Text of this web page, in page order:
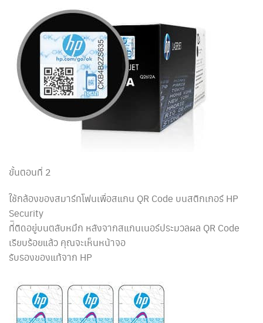
ขั้นตอนที่ 2
ใช้กล้องของสมาร์ทโฟนเพื่อสแกน QR Code บนสติกเกอร์ HP
Security
ที่ิติดอยู่บนตลับหมึก หลังจากสแกนเนอร์ประมวลผล QR Code
เรียบร้อยแล้ว คุณจะเห็นหน้าจอ
รับรองของแท้จาก HP